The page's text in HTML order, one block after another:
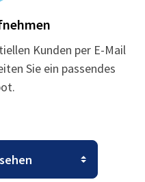
Kunden per E-Mail
Sie ein passendes